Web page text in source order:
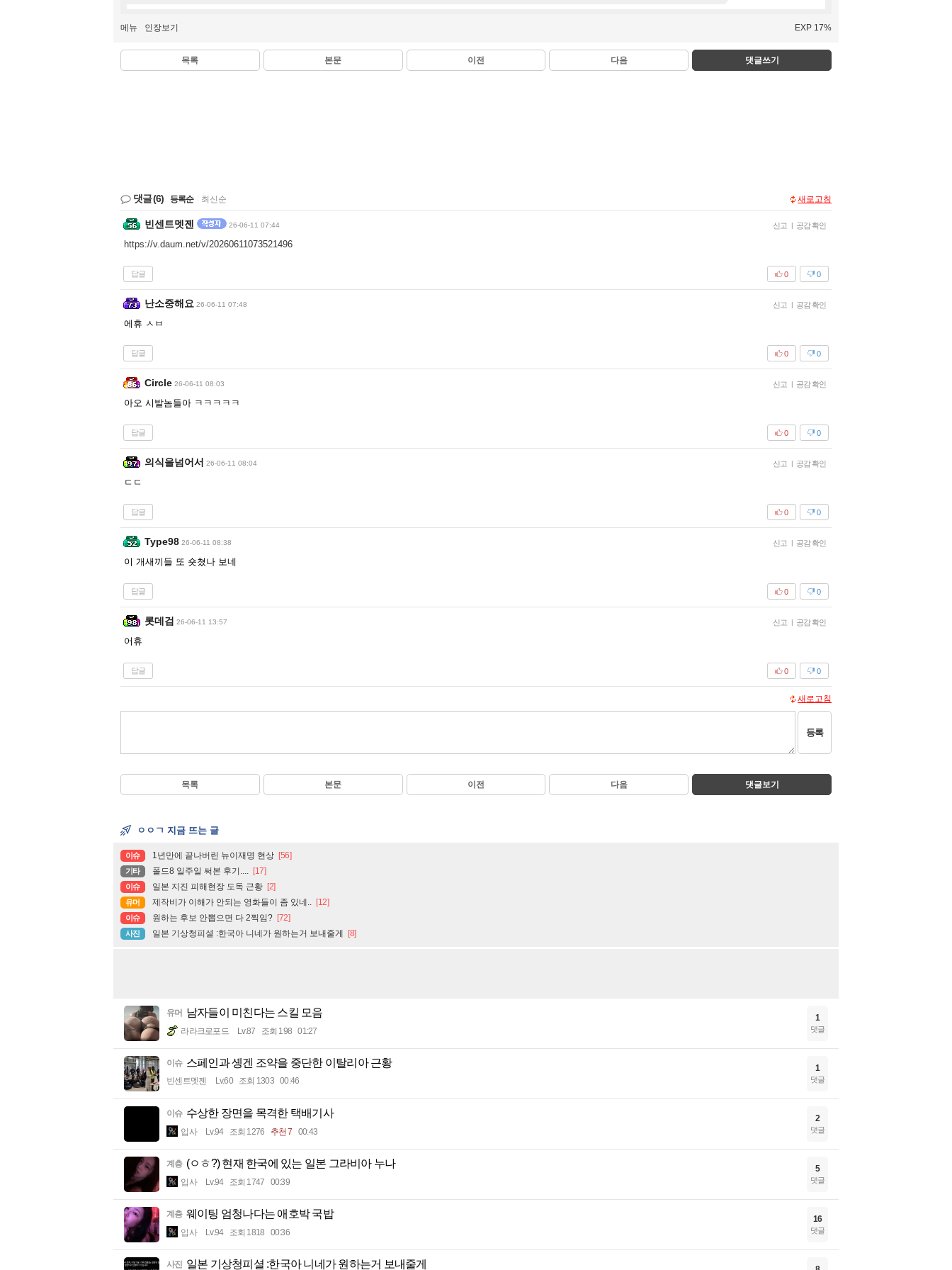
메뉴 인장보기 EXP 17%
목록 본문 이전 다음 댓글쓰기
댓글(6) 등록순 최신순 새로고침
빈센트멧젠 26-06-11 07:44 신고 | 공감 확인
https://v.daum.net/v/20260611073521496
답글 0
0
난소중해요 26-06-11 07:48 신고 | 공감 확인
에휴 ㅅㅂ
답글 0
0
Circle 26-06-11 08:03 신고 | 공감 확인
아오 시발놈들아 ㅋㅋㅋㅋㅋ
답글 0
0
의식을넘어서 26-06-11 08:04 신고 | 공감 확인
ㄷㄷ
답글 0
0
Type98 26-06-11 08:38 신고 | 공감 확인
이 개새끼들 또 숏쳤나 보네
답글 0
0
롯데검 26-06-11 13:57 신고 | 공감 확인
어휴
답글 0
0
새로고침
등록
목록 본문 이전 다음 댓글보기
ㅇㅇㄱ 지금 뜨는 글
이슈 1년만에 끝나버린 뉴이재명 현상 [56]
기타 폴드8 일주일 써본 후기.... [17]
이슈 일본 지진 피해현장 도독 근황 [2]
유머 제작비가 이해가 안되는 영화들이 좀 있네.. [12]
이슈 원하는 후보 안뽑으면 다 2찍임? [72]
사진 일본 기상청피셜 :한국아 니네가 원하는거 보내줄게 [8]
유머 남자들이 미친다는 스킬 모음
라라크로포드 Lv.87 조회 198 01:27
1
댓글
이슈 스페인과 솅겐 조약을 중단한 이탈리아 근황
빈센트멧젠 Lv.60 조회 1303 00:46
1
댓글
이슈 수상한 장면을 목격한 택배기사
입사 Lv.94 조회 1276 추천 7 00:43
2
댓글
계층 (ㅇㅎ?) 현재 한국에 있는 일본 그라비아 누나
입사 Lv.94 조회 1747 00:39
5
댓글
계층 웨이팅 엄청나다는 애호박 국밥
입사 Lv.94 조회 1818 00:36
16
댓글
사진 일본 기상청피셜 :한국아 니네가 원하는거 보내줄게